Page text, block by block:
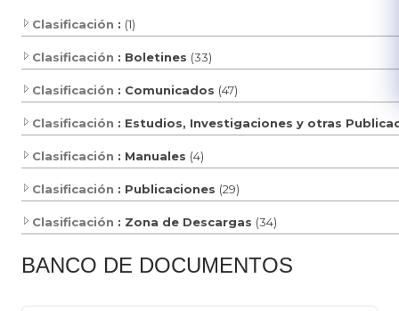
Clasificación : (1)
Clasificación : Boletines (33)
Clasificación : Comunicados (47)
Clasificación : Estudios, Investigaciones y otras
Clasificación : Manuales (4)
Clasificación : Publicaciones (29)
Clasificación : Zona de Descargas (34)
​BANCO D​E DOCUMENTOS